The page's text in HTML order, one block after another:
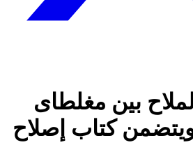
بين مغلطاى
كتاب إصلاح